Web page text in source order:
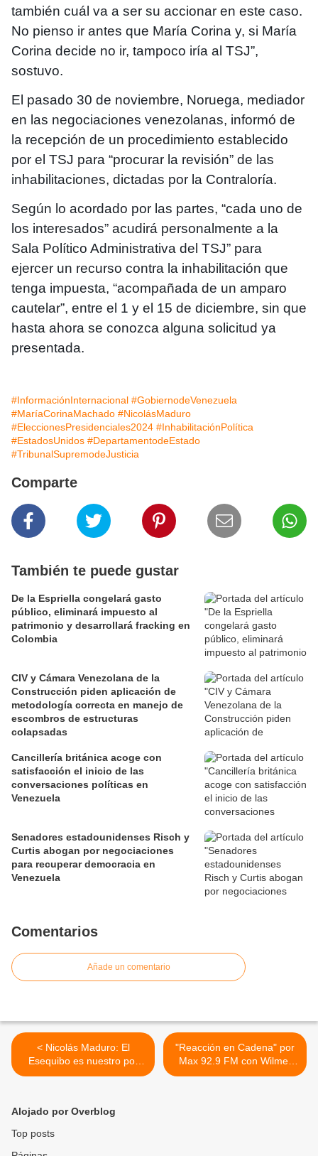
también cuál va a ser su accionar en este caso.
No pienso ir antes que María Corina y, si María
Corina decide no ir, tampoco iría al TSJ”,
sostuvo.
El pasado 30 de noviembre, Noruega, mediador
en las negociaciones venezolanas, informó de
la recepción de un procedimiento establecido
por el TSJ para “procurar la revisión” de las
inhabilitaciones, dictadas por la Contraloría.
Según lo acordado por las partes, “cada uno de
los interesados” acudirá personalmente a la
Sala Político Administrativa del TSJ” para
ejercer un recurso contra la inhabilitación que
tenga impuesta, “acompañada de un amparo
cautelar”, entre el 1 y el 15 de diciembre, sin que
hasta ahora se conozca alguna solicitud ya
presentada.
#InformaciónInternacional #GobiernodeVenezuela
#MaríaCorinaMachado #NicolásMaduro
#EleccionesPresidenciales2024 #InhabilitaciónPolítica
#EstadosUnidos #DepartamentodeEstado
#TribunalSupremodeJusticia
Comparte
También te puede gustar
De la Espriella congelará gasto
público, eliminará impuesto al
patrimonio y desarrollará fracking en
Colombia
CIV y Cámara Venezolana de la
Construcción piden aplicación de
metodología correcta en manejo de
escombros de estructuras
colapsadas
Cancillería británica acoge con
satisfacción el inicio de las
conversaciones políticas en
Venezuela
Senadores estadounidenses Risch y
Curtis abogan por negociaciones
para recuperar democracia en
Venezuela
Comentarios
Añade un comentario
< Nicolás Maduro: El
Esequibo es nuestro por
encima de las diferencias
"Reacción en Cadena" por
Max 92.9 FM con Wilmer
Rafael Hernández y
Alojado por Overblog
Top posts